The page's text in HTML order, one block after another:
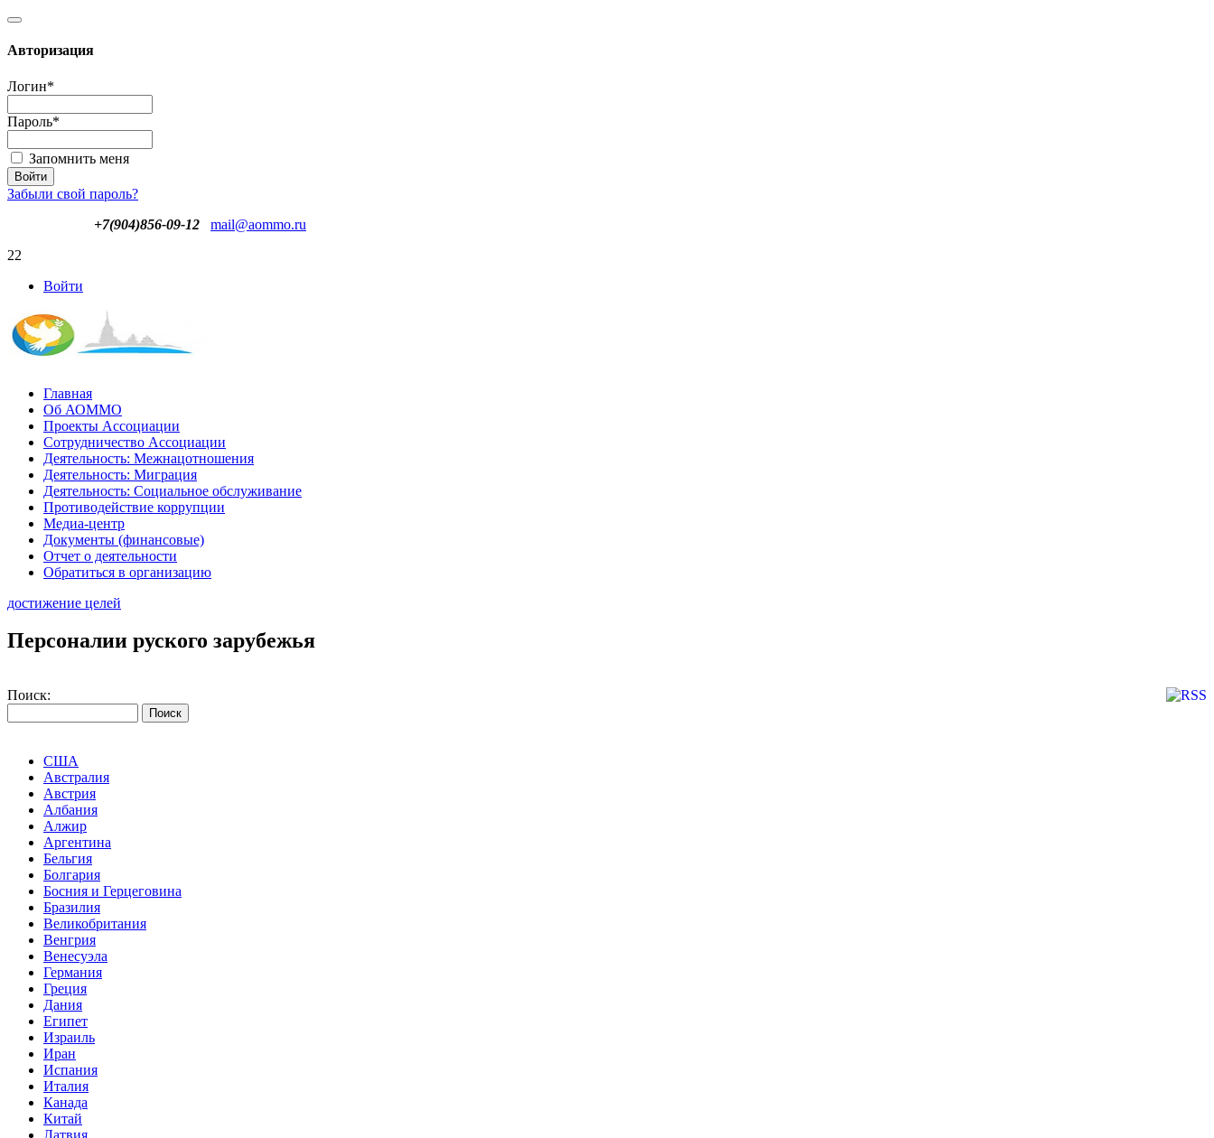
Авторизация
Логин*
Пароль*
Запомнить меня
Забыли свой пароль?
+7(904)856-09-12
mail@aommo.ru
22
Войти
Главная
Об АОММО
Проекты Ассоциации
Сотрудничество Ассоциации
Деятельность: Межнацотношения
Деятельность: Миграция
Деятельность: Социальное обслуживание
Противодействие коррупции
Медиа-центр
Документы (финансовые)
Отчет о деятельности
Обратиться в организацию
достижение целей
Персоналии руского зарубежья
Поиск:
США
Австралия
Австрия
Албания
Алжир
Аргентина
Бельгия
Болгария
Босния и Герцеговина
Бразилия
Великобритания
Венгрия
Венесуэла
Германия
Греция
Дания
Египет
Израиль
Иран
Испания
Италия
Канада
Китай